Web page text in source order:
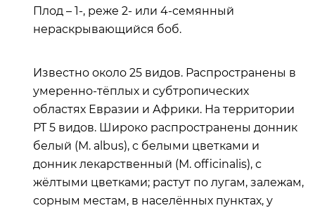
Плод – 1-, реже 2- или 4-семянный
нераскрывающийся боб.
Известно около 25 видов. Распространены в
умеренно-тёплых и субтропических
областях Евразии и Африки. На территории
РТ 5 видов. Широко распространены донник
белый (М. albus), с белыми цветками и
донник лекарственный (М. officinalis), с
жёлтыми цветками; растут по лугам, залежам,
сорным местам, в населённых пунктах, у